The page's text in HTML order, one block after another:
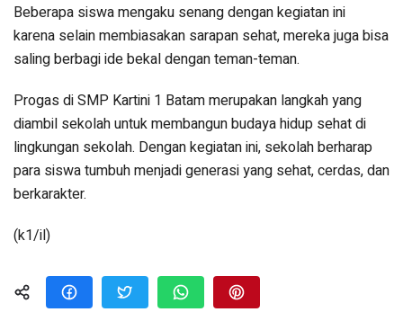
Beberapa siswa mengaku senang dengan kegiatan ini
karena selain membiasakan sarapan sehat, mereka juga bisa
saling berbagi ide bekal dengan teman-teman.
Progas di SMP Kartini 1 Batam merupakan langkah yang
diambil sekolah untuk membangun budaya hidup sehat di
lingkungan sekolah. Dengan kegiatan ini, sekolah berharap
para siswa tumbuh menjadi generasi yang sehat, cerdas, dan
berkarakter.
(k1/il)